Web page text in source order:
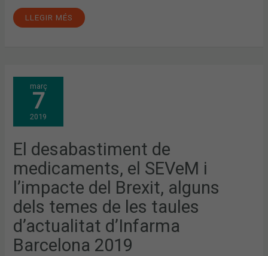
LLEGIR MÉS
març
7
2019
El desabastiment de
medicaments, el SEVeM i
l’impacte del Brexit, alguns
dels temes de les taules
d’actualitat d’Infarma
Barcelona 2019
EL
DESABASTIMENT
DE
MEDICAMENTS,
SEVEM
I
DEL
BREXIT,
ALGUNS
DELS
TEMES
LES
TAULES
D’ACTUALITAT
D’INFARMA
BARCELONA
2019